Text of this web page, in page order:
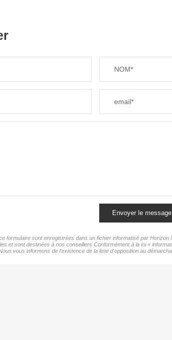
NOM*
email*
Envoyer le message
formulaire sont enregistrées dans un fichier informatisé par
et sont destinées à nos conseillers Conformément à la loi «
vous informons de l'existence de la liste d'opposition au